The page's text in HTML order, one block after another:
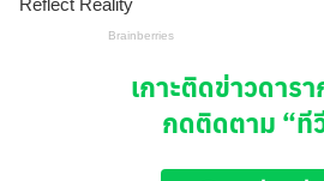
เกาะติดข่าวดาร
กดติดตาม “ที